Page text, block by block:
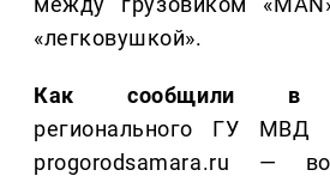
«легковушкой».
Как сообщили в
регионального ГУ МВД
progorodsamara.ru —